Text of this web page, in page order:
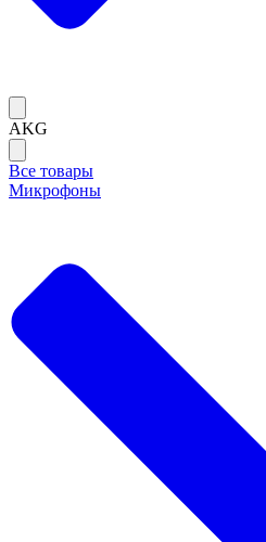
AKG
Все товары
Микрофоны